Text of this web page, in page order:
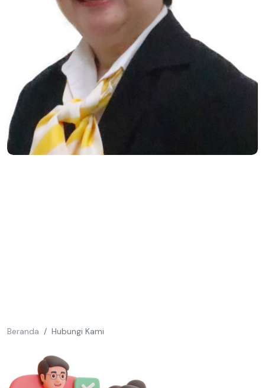
Beranda Hubungi Kami